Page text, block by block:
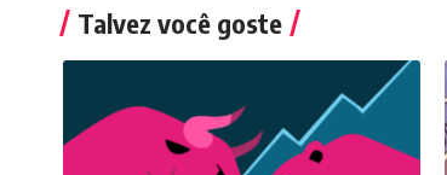
Talvez você goste